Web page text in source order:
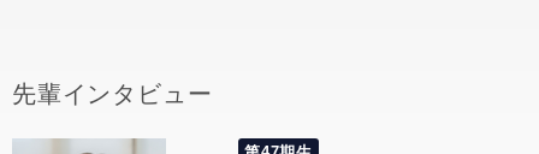
先輩インタビュー